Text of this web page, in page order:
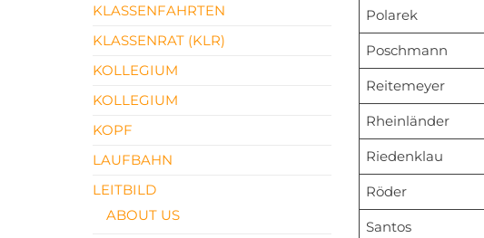
Polarek
Poschmann
Reitemeyer
Rheinländer
Riedenklau
Röder
Santos
KLASSENFAHRTEN
KLASSENRAT (KLR)
KOLLEGIUM
KOLLEGIUM
KOPF
LAUFBAHN
LEITBILD
ABOUT US